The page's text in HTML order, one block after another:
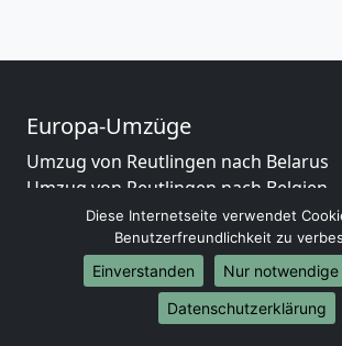
Europa-Umzüge
Umzug von Reutlingen nach Belarus
Umzug von Reutlingen nach Belgien
Umzug von Reutlingen nach
Umzug von Reutlingen nach
Umzug von Reutlingen nach England
Umzug von Reutlingen nach Portugal
Umzug von Reutlingen nach Bosnien
Diese Internetseite verwendet
Benutzerfreundlichkeit zu
Einverstanden
Nur notwendige
Datenschutzerklärung